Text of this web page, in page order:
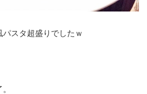
スタ超盛りでしたｗ